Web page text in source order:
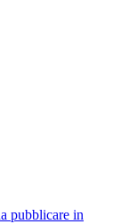
pubblicare in